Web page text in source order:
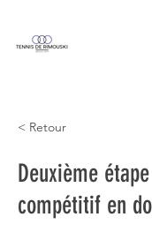
< Retour
Deuxième
compétitif en